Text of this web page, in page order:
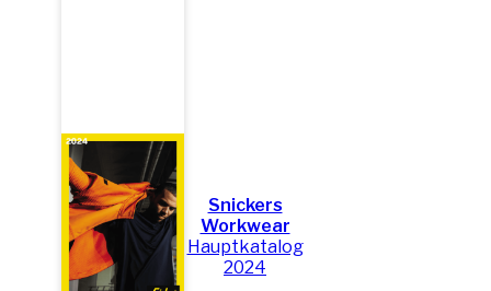
Snickers
Workwear
Hauptkatalog
2024